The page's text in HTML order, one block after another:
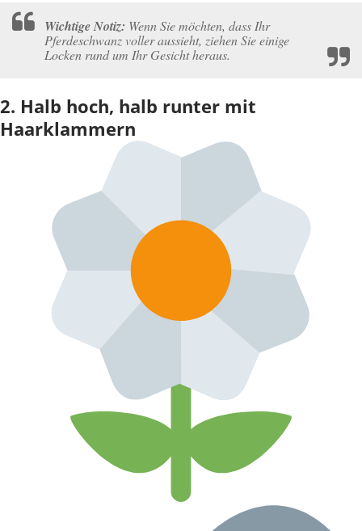
Wichtige Notiz: Wenn Sie möchten, dass Ihr
Pferdeschwanz voller aussieht, ziehen Sie einige
Locken rund um Ihr Gesicht heraus.
2. Halb hoch, halb runter mit
Haarklammern